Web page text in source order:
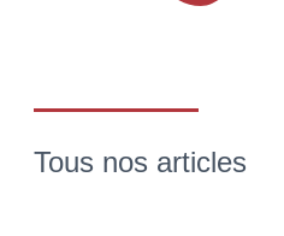
Tous nos articles